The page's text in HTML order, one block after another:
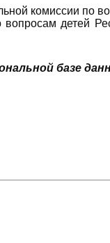
комиссии по
детей
базе